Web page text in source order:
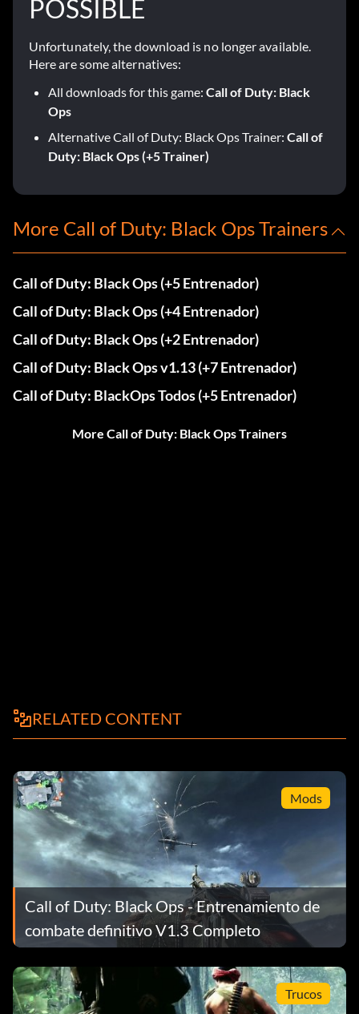
POSSIBLE
Unfortunately, the download is no longer available.
Here are some alternatives:
All downloads for this game: Call of Duty: Black
Ops
Alternative Call of Duty: Black Ops Trainer: Call of
Duty: Black Ops (+5 Trainer)
More Call of Duty: Black Ops Trainers
Call of Duty: Black Ops (+5 Entrenador)
Call of Duty: Black Ops (+4 Entrenador)
Call of Duty: Black Ops (+2 Entrenador)
Call of Duty: Black Ops v1.13 (+7 Entrenador)
Call of Duty: BlackOps Todos (+5 Entrenador)
More Call of Duty: Black Ops Trainers
RELATED CONTENT
Mods
Call of Duty: Black Ops - Entrenamiento de
combate definitivo V1.3 Completo
Trucos